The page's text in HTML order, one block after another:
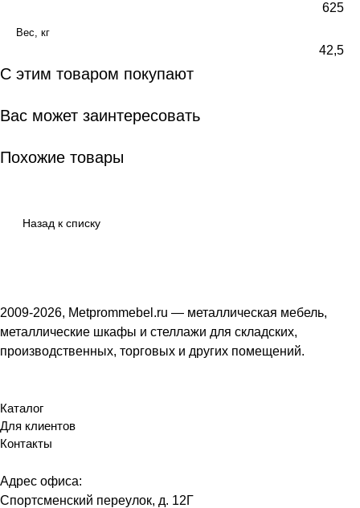
625
Вес, кг
42,5
С этим товаром покупают
Вас может заинтересовать
Похожие товары
Назад к списку
2009-2026, Metprommebel.ru — металлическая мебель,
металлические шкафы и стеллажи для складских,
производственных, торговых и других помещений.
Каталог
Для клиентов
Контакты
Адрес офиса:
Спортсменский переулок, д. 12Г